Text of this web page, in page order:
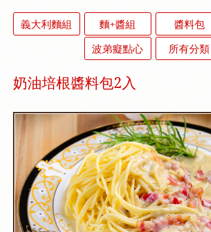
義大利麵組 麵+醬組 醬料包
波弟癡點心
所有分類
奶油培根醬料包2入